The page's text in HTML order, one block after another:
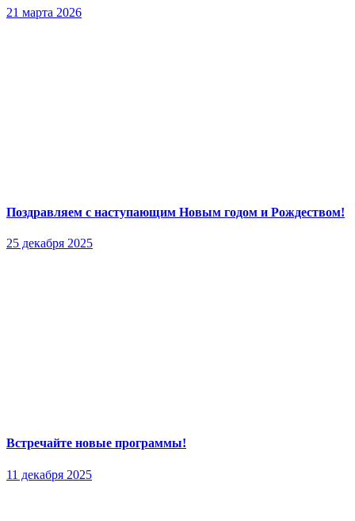
21 марта 2026
Поздравляем с наступающим Новым годом и Рождеством!
25 декабря 2025
Встречайте новые программы!
11 декабря 2025